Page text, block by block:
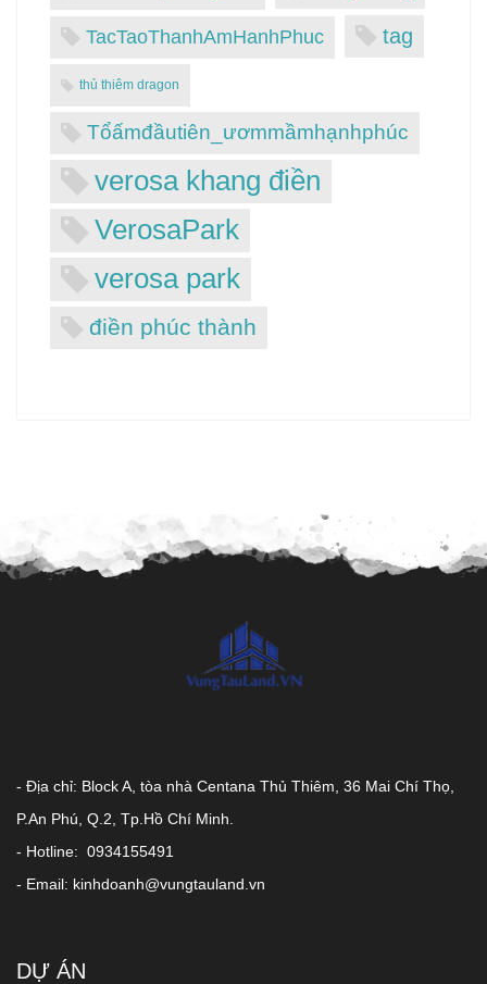
TacTaoThanhAmHanhPhuc tag
thủ thiêm dragon
Tổấmđầutiên_ươmmầmhạnhphúc
verosa khang điền
VerosaPark
verosa park
điền phúc thành
- Địa chỉ: Block A, tòa nhà Centana Thủ Thiêm, 36 Mai Chí Thọ,
P.An Phú, Q.2, Tp.Hồ Chí Minh.
- Hotline: 0934155491
- Email: kinhdoanh@vungtauland.vn
DỰ ÁN